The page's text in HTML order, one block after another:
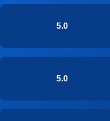
5.0
5.0